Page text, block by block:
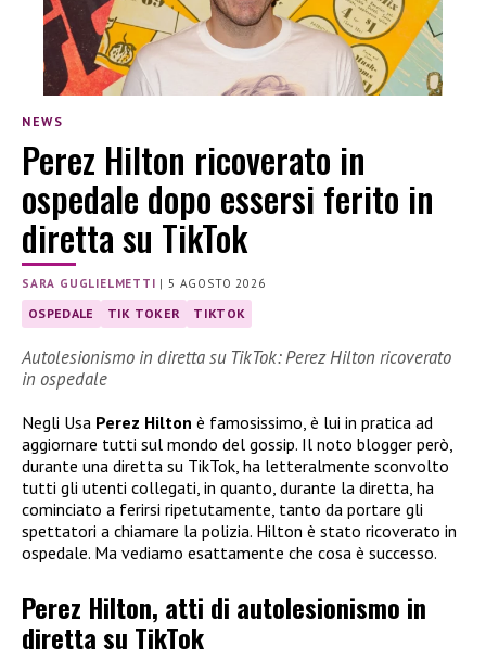
NEWS
Perez Hilton ricoverato in
ospedale dopo essersi ferito in
diretta su TikTok
SARA GUGLIELMETTI | 5 AGOSTO 2026
OSPEDALE TIK TOKER TIKTOK
Autolesionismo in diretta su TikTok: Perez Hilton ricoverato
in ospedale
Negli Usa Perez Hilton è famosissimo, è lui in pratica ad
aggiornare tutti sul mondo del gossip. Il noto blogger però,
durante una diretta su TikTok, ha letteralmente sconvolto
tutti gli utenti collegati, in quanto, durante la diretta, ha
cominciato a ferirsi ripetutamente, tanto da portare gli
spettatori a chiamare la polizia. Hilton è stato ricoverato in
ospedale. Ma vediamo esattamente che cosa è successo.
Perez Hilton, atti di autolesionismo in
diretta su TikTok